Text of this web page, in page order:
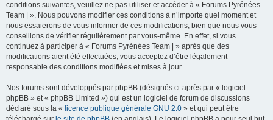
conditions suivantes, veuillez ne pas utiliser et accéder à « Forums Pyrénées
Team | ». Nous pouvons modifier ces conditions à n’importe quel moment et
nous essaierons de vous informer de ces modifications, bien que nous vous
conseillons de vérifier régulièrement par vous-même. En effet, si vous
continuez à participer à « Forums Pyrénées Team | » après que des
modifications aient été effectuées, vous acceptez d’être légalement
responsable des conditions modifiées et mises à jour.
Nos forums sont développés par phpBB (désignés ci-après par « logiciel
phpBB » et « phpBB Limited ») qui est un logiciel de forum de discussions
déclaré sous la « licence publique générale GNU 2.0 » et qui peut être